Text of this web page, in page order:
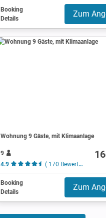
Booking
Details
Zum
Wohnung 9 Gäste, mit Klimaanlage
9
4.9
( 170 Bewertungen )
Booking
Details
Zum